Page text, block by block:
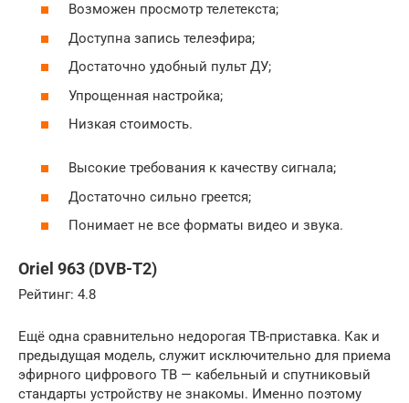
Возможен просмотр телетекста;
Доступна запись телеэфира;
Достаточно удобный пульт ДУ;
Упрощенная настройка;
Низкая стоимость.
Высокие требования к качеству сигнала;
Достаточно сильно греется;
Понимает не все форматы видео и звука.
Oriel 963 (DVB-T2)
Рейтинг: 4.8
Ещё одна сравнительно недорогая ТВ-приставка. Как и
предыдущая модель, служит исключительно для приема
эфирного цифрового ТВ — кабельный и спутниковый
стандарты устройству не знакомы. Именно поэтому